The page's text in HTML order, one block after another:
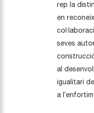
rep la
en
seves
al
igualitari
a